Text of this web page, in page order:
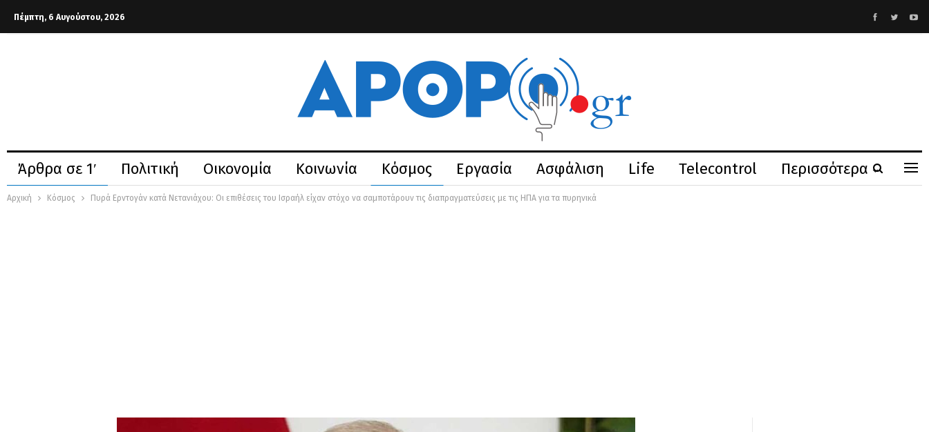
Πέμπτη, 6 Αυγούστου, 2026
Άρθρα σε 1′ Πολιτική Οικονομία Κοινωνία Κόσμος Εργασία Ασφάλιση Life Telecontrol Περισσότερα
Αρχική Κόσμος Πυρά Ερντογάν κατά Νετανιάχου: Οι επιθέσεις του Ισραήλ είχαν στόχο να σαμποτάρουν τις διαπραγματεύσεις με τις ΗΠΑ για τα πυρηνικά